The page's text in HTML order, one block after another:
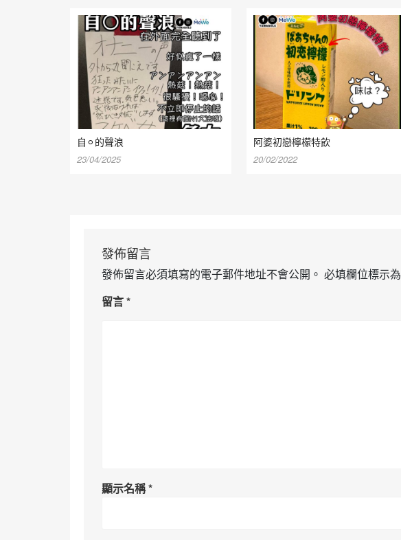
自⚪︎的聲浪
23/04/2025
阿婆初戀檸檬特飲
20/02/2022
發佈留言
發佈留言必須填寫的電子郵件地址不會公開。 必填欄位標示為
留言*
顯示名稱*